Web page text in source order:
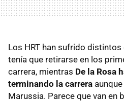
Los HRT han sufrido distintos
tenía que retirarse en los
carrera, mientras De la Rosa
terminando la carrera
Marussia. Parece que van en